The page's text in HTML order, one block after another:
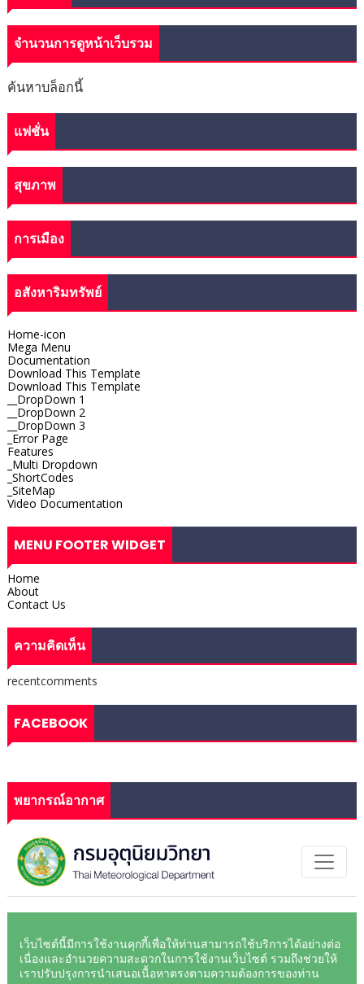
จำนวนการดูหน้าเว็บรวม
ค้นหาบล็อกนี้
แฟชั่น
สุขภาพ
การเมือง
อสังหาริมทรัพย์
Home-icon
Mega Menu
Documentation
Download This Template
Download This Template
__DropDown 1
__DropDown 2
__DropDown 3
_Error Page
Features
_Multi Dropdown
_ShortCodes
_SiteMap
Video Documentation
MENU FOOTER WIDGET
Home
About
Contact Us
ความคิดเห็น
recentcomments
FACEBOOK
พยากรณ์อากาศ